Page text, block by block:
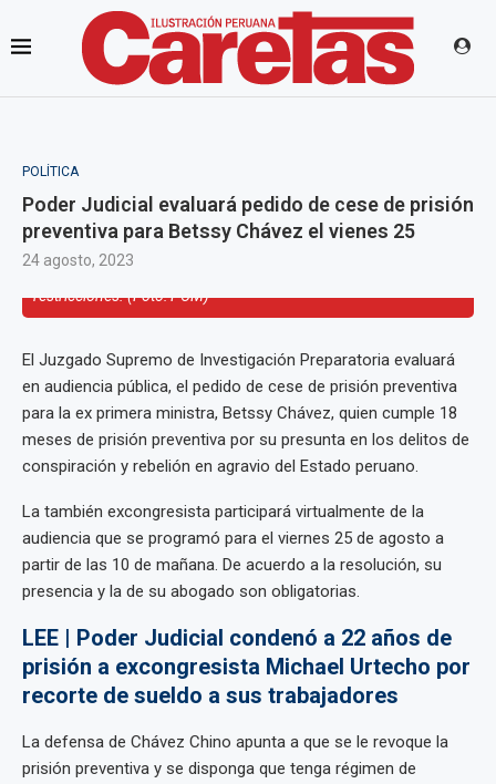
POLÍTICA
Poder Judicial evaluará pedido de cese de prisión
preventiva para Betssy Chávez el vienes 25
24 agosto, 2023
Buscan que Chávez esté bajo régimen de comparecencia con
restricciones. (Foto: PCM)
El Juzgado Supremo de Investigación Preparatoria evaluará
en audiencia pública, el pedido de cese de prisión preventiva
para la ex primera ministra, Betssy Chávez, quien cumple 18
meses de prisión preventiva por su presunta en los delitos de
conspiración y rebelión en agravio del Estado peruano.
La también excongresista participará virtualmente de la
audiencia que se programó para el viernes 25 de agosto a
partir de las 10 de mañana. De acuerdo a la resolución, su
presencia y la de su abogado son obligatorias.
LEE | Poder Judicial condenó a 22 años de
prisión a excongresista Michael Urtecho por
recorte de sueldo a sus trabajadores
La defensa de Chávez Chino apunta a que se le revoque la
prisión preventiva y se disponga que tenga régimen de